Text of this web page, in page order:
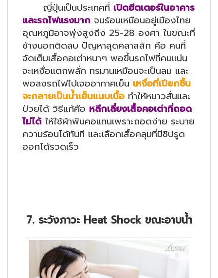
ญี่ปุ่นเป็นประเทศที่ เปิดฮีตเตอร์ในอาคาร
และรถไฟแรงมาก จนร้อนเหมือนอยู่เมืองไทย
อุณหภูมิอาจพุ่งสูงถึง 25-28 องศา ในขณะที่
ข้างนอกติดลบ ปัญหาสุดคลาสสิก คือ คนที่
จัดเต็มเสื้อคอเต่าหนาๆ พอขึ้นรถไฟที่คนแน่น
จะเหงื่อแตกพลั่ก ทรมานเหมือนจะเป็นลม และ
พอลงรถไฟไปเจออากาศเย็น เหงื่อที่เปียกชื้น
จะกลายเป็นน้ำเย็นแนบเนื้อ ทำให้หนาวสั่นและ
ป่วยได้ วิธีแก้คือ หลีกเลี่ยงเสื้อคอเต่าที่ถอด
ไม่ได้ ให้ใช้ผ้าพันคอแทนเพราะถอดง่าย ระบาย
ความร้อนได้ทันที และเลือกเสื้อคลุมที่มีซิปรูด
ออกได้รวดเร็ว
7. ระวังภาวะ Heat Shock ขณะอาบน้ำ